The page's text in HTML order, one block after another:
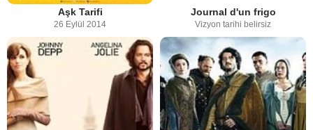
Aşk Tarifi
26 Eylül 2014
Journal d'un frigo
Vizyon tarihi belirsiz